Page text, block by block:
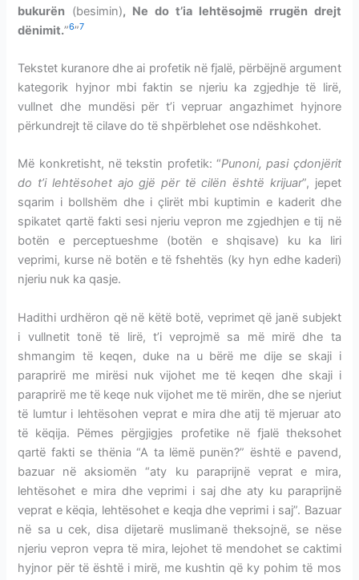
bukurën (besimin), Ne do t’ia lehtësojmë rrugën drejt
dënimit.”6”7
Tekstet kuranore dhe ai profetik në fjalë, përbëjnë argument
kategorik hyjnor mbi faktin se njeriu ka zgjedhje të lirë,
vullnet dhe mundësi për t’i vepruar angazhimet hyjnore
përkundrejt të cilave do të shpërblehet ose ndëshkohet.
Më konkretisht, në tekstin profetik: “Punoni, pasi çdonjërit
do t’i lehtësohet ajo gjë për të cilën është krijuar”, jepet
sqarim i bollshëm dhe i çlirët mbi kuptimin e kaderit dhe
spikatet qartë fakti sesi njeriu vepron me zgjedhjen e tij në
botën e perceptueshme (botën e shqisave) ku ka liri
veprimi, kurse në botën e të fshehtës (ky hyn edhe kaderi)
njeriu nuk ka qasje.
Hadithi urdhëron që në këtë botë, veprimet që janë subjekt
i vullnetit tonë të lirë, t’i veprojmë sa më mirë dhe ta
shmangim të keqen, duke na u bërë me dije se skaji i
paraprirë me mirësi nuk vijohet me të keqen dhe skaji i
paraprirë me të keqe nuk vijohet me të mirën, dhe se njeriut
të lumtur i lehtësohen veprat e mira dhe atij të mjeruar ato
të këqija. Pëmes përgjigjes profetike në fjalë theksohet
qartë fakti se thënia “A ta lëmë punën?” është e pavend,
bazuar në aksiomën “aty ku paraprijnë veprat e mira,
lehtësohet e mira dhe veprimi i saj dhe aty ku paraprijnë
veprat e këqia, lehtësohet e keqja dhe veprimi i saj”. Bazuar
në sa u cek, disa dijetarë muslimanë theksojnë, se nëse
njeriu vepron vepra të mira, lejohet të mendohet se caktimi
hyjnor për të është i mirë, me kushtin që ky pohim të mos